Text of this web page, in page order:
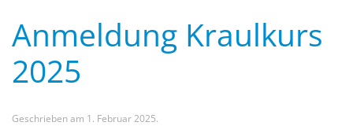
Anmeldung Kraulkurs
2025
Geschrieben am 1. Februar 2025.